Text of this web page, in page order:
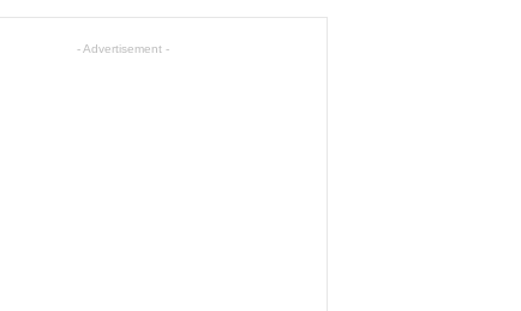
- Advertisement -